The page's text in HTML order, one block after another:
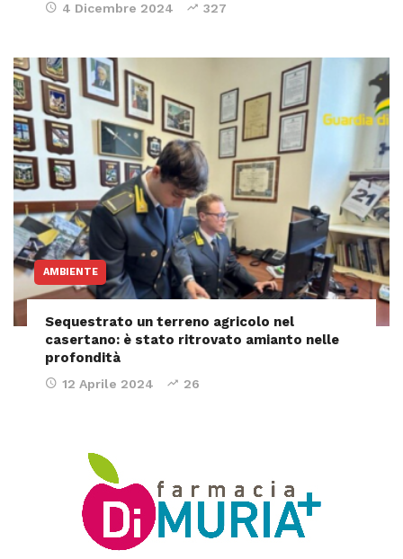
4 Dicembre 2024 327
AMBIENTE
Sequestrato un terreno agricolo nel
casertano: è stato ritrovato amianto nelle
profondità
12 Aprile 2024 26